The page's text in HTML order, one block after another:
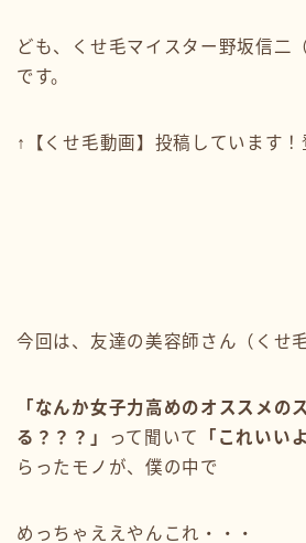
ども、くせ毛マイスター野坂信二（
です。
↑【くせ毛動画】投稿しています！
今回は、友達の美容師さん（くせ
「なんか女子力高めのオススメの
る？？？」
って聞いて 「これいい
らったモノが、僕の中で
めっちゃええやんこれ・・・